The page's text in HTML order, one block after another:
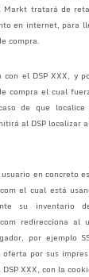
Markt tratará de
en internet, para
compra.
con el DSP XXX, y
compra el cual
de que
al DSP localizar
en concreto
el cual está
su inventario
redirecciona al
por ejemplo
oferta por sus
XXX, con la